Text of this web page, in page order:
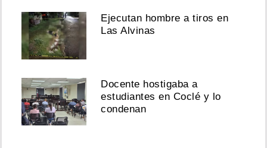
Ejecutan hombre a tiros en
Las Alvinas
Docente hostigaba a
estudiantes en Coclé y lo
condenan